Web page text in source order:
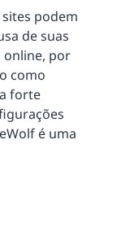
podem
de suas
online, por
como
forte
é uma